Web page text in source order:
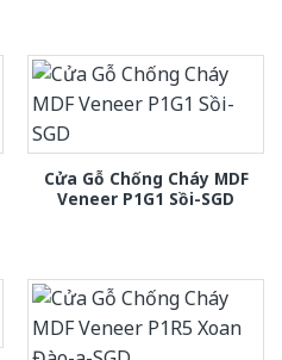
Cửa Gỗ Chống Cháy MDF
Veneer P1G1 Sồi-SGD